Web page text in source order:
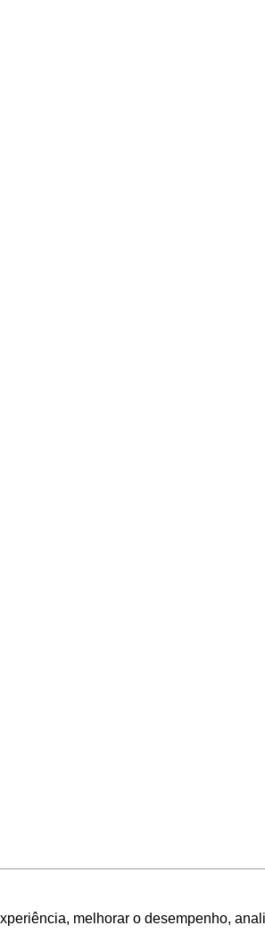
melhorar o desempenho,